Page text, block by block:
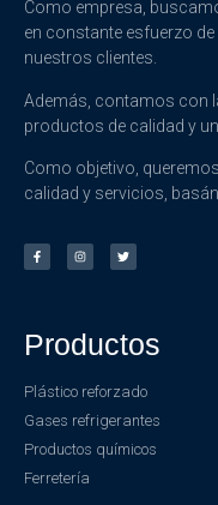
Como empresa,
en constante esfuerzo
nuestros clientes.
Además, contamos con
productos de calidad y
Como objetivo,
calidad y servicios,
Productos
Plástico reforzado
Gases refrigerantes
Productos químicos
Ferretería